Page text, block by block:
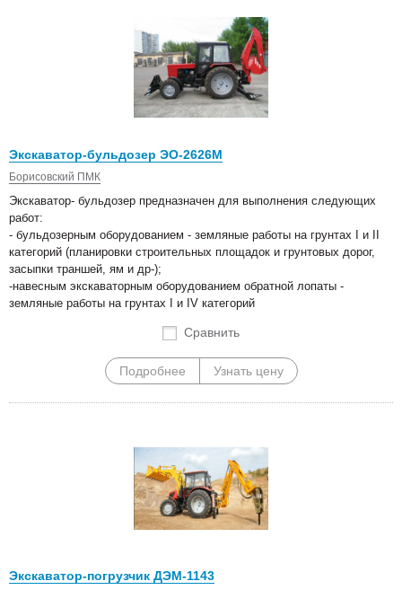
Экскаватор-бульдозер ЭО-2626М
Борисовский ПМК
Экскаватор- бульдозер предназначен для выполнения следующих
работ:
- бульдозерным оборудованием - земляные работы на грунтах I и II
категорий (планировки строительных площадок и грунтовых дорог,
засыпки траншей, ям и др-);
-навесным экскаваторным оборудованием обратной лопаты -
земляные работы на грунтах I и IV категорий
Сравнить
Подробнее Узнать цену
Экскаватор-погрузчик ДЭМ-1143